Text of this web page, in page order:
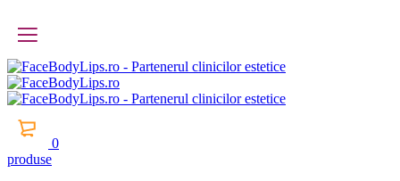
0
produse